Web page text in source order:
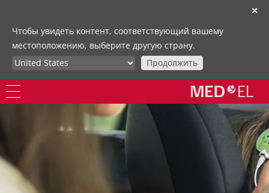
✕
Чтобы увидеть контент, соответствующий вашему
местоположению, выберите другую страну.
Продолжить